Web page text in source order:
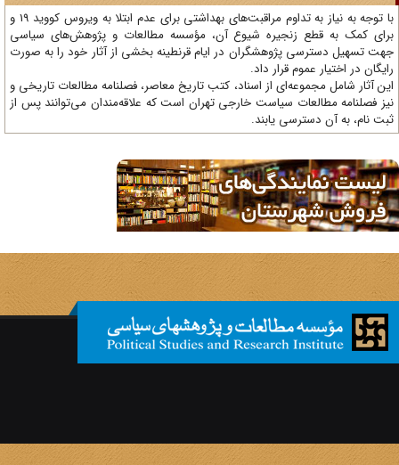
با توجه به نیاز به تداوم مراقبت‌های بهداشتی برای عدم ابتلا به ویروس کووید 19 و
کمک به قطع زنجیره شیوع آن، مؤسسه مطالعات و پژوهش‌های سیاسی
تسهیل دسترسی پژوهشگران در ایام قرنطینه بخشی از آثار خود را به صورت
در اختیار عموم قرار داد.
آثار شامل مجموعه‌ای از اسناد، کتب تاریخ معاصر، فصلنامه‌ مطالعات تاریخی و
فصلنامه مطالعات سیاست خارجی تهران است که علاقه‌مندان می‌توانند پس از
نام، به آن دسترسی یابند.